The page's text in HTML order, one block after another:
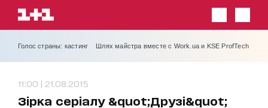
Голос страны: кастинг Шлях майстра вместе с Work.ua и KSE ProfTech
11:00 | 21.08.2015
Зірка серіалу &quot;Друзі&quot;